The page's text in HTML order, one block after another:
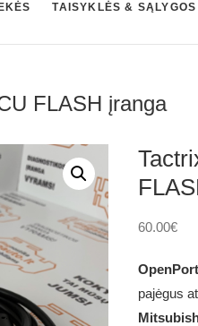
TAISYKLĖS & SĄLYGOS
FLASH įranga
60.00€
pajėgus